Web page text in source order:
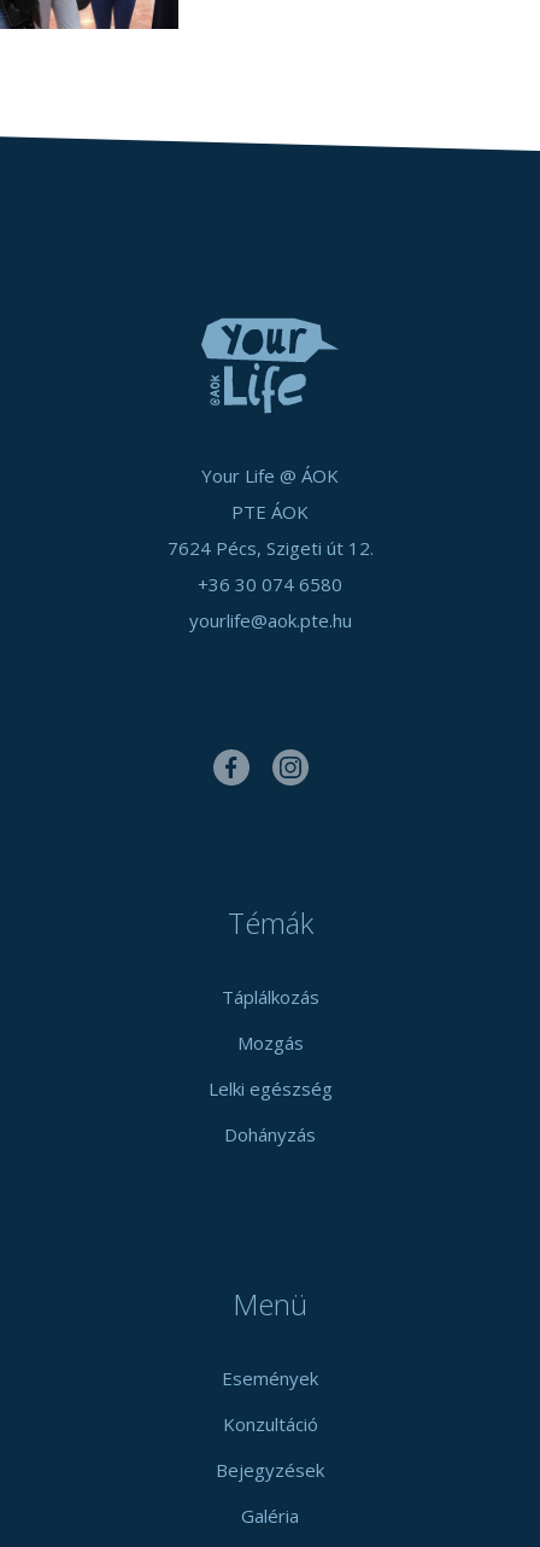
Your Life @ ÁOK
PTE ÁOK
7624 Pécs, Szigeti út 12.
+36 30 074 6580
yourlife@aok.pte.hu
Témák
Táplálkozás
Mozgás
Lelki egészség
Dohányzás
Menü
Események
Konzultáció
Bejegyzések
Galéria